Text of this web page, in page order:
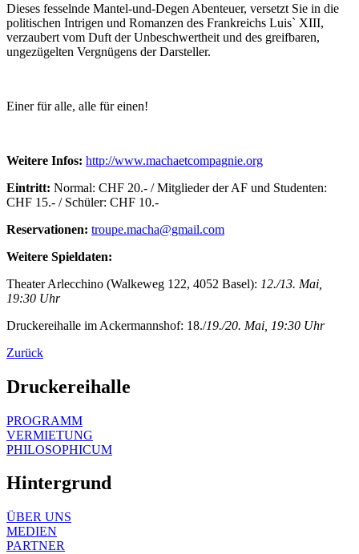
Dieses fesselnde Mantel-und-Degen Abenteuer, versetzt Sie in die
politischen Intrigen und Romanzen des Frankreichs Luis` XIII,
verzaubert vom Duft der Unbeschwertheit und des greifbaren,
ungezügelten Vergnügens der Darsteller.
Einer für alle, alle für einen!
Weitere Infos: http://www.machaetcompagnie.org
Eintritt: Normal: CHF 20.- / Mitglieder der AF und Studenten:
CHF 15.- / Schüler: CHF 10.-
Reservationen: troupe.macha@gmail.com
Weitere Spieldaten:
Theater Arlecchino (Walkeweg 122, 4052 Basel): 12./13. Mai,
19:30 Uhr
Druckereihalle im Ackermannshof: 18./19./20. Mai, 19:30 Uhr
Zurück
Druckereihalle
PROGRAMM
VERMIETUNG
PHILOSOPHICUM
Hintergrund
ÜBER UNS
MEDIEN
PARTNER